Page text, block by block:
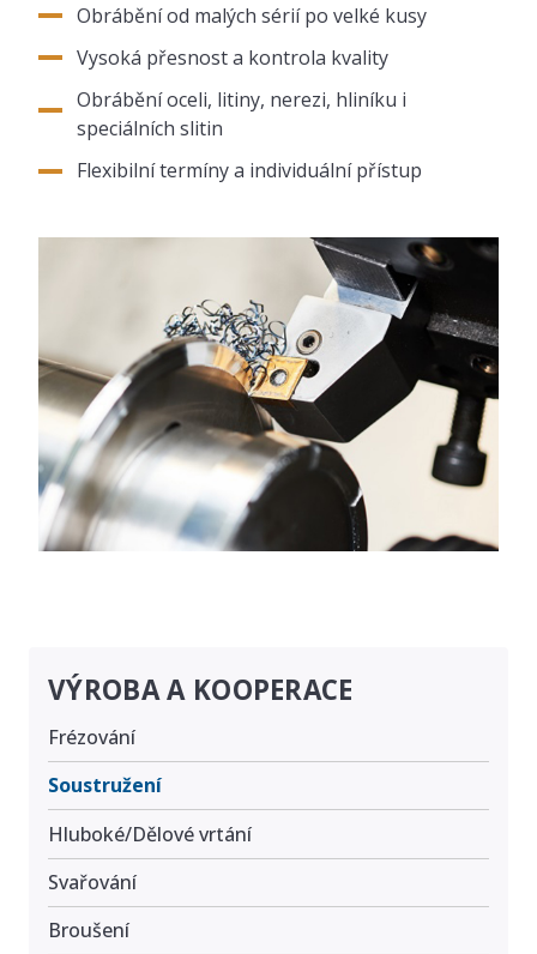
Obrábění od malých sérií po velké kusy
Vysoká přesnost a kontrola kvality
Obrábění oceli, litiny, nerezi, hliníku i
speciálních slitin
Flexibilní termíny a individuální přístup
VÝROBA A KOOPERACE
Frézování
Soustružení
Hluboké/Dělové vrtání
Svařování
Broušení